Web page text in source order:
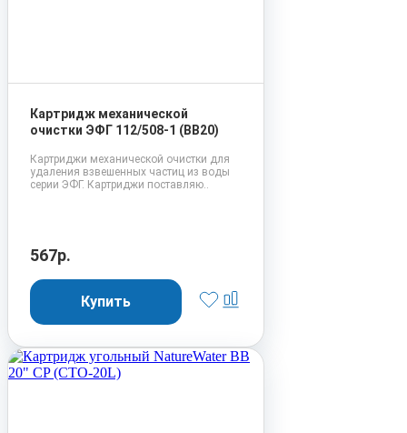
Картридж механической
очистки ЭФГ 112/508-1 (BB20)
Картриджи механической очистки для
удаления взвешенных частиц из воды
серии ЭФГ. Картриджи поставляю..
567р.